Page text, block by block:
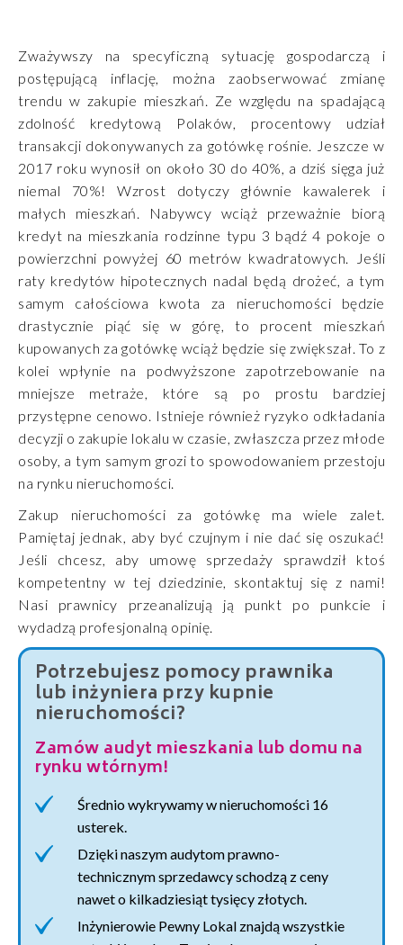
Zważywszy na specyficzną sytuację gospodarczą i
postępującą inflację, można zaobserwować zmianę
trendu w zakupie mieszkań. Ze względu na spadającą
zdolność kredytową Polaków, procentowy udział
transakcji dokonywanych za gotówkę rośnie. Jeszcze w
2017 roku wynosił on około 30 do 40%, a dziś sięga już
niemal 70%! Wzrost dotyczy głównie kawalerek i
małych mieszkań. Nabywcy wciąż przeważnie biorą
kredyt na mieszkania rodzinne typu 3 bądź 4 pokoje o
powierzchni powyżej 60 metrów kwadratowych. Jeśli
raty kredytów hipotecznych nadal będą drożeć, a tym
samym całościowa kwota za nieruchomości będzie
drastycznie piąć się w górę, to procent mieszkań
kupowanych za gotówkę wciąż będzie się zwiększał. To z
kolei wpłynie na podwyższone zapotrzebowanie na
mniejsze metraże, które są po prostu bardziej
przystępne cenowo. Istnieje również ryzyko odkładania
decyzji o zakupie lokalu w czasie, zwłaszcza przez młode
osoby, a tym samym grozi to spowodowaniem przestoju
na rynku nieruchomości.
Zakup nieruchomości za gotówkę ma wiele zalet.
Pamiętaj jednak, aby być czujnym i nie dać się oszukać!
Jeśli chcesz, aby umowę sprzedaży sprawdził ktoś
kompetentny w tej dziedzinie, skontaktuj się z nami!
Nasi prawnicy przeanalizują ją punkt po punkcie i
wydadzą profesjonalną opinię.
Potrzebujesz pomocy prawnika
lub inżyniera przy kupnie
nieruchomości?
Zamów audyt mieszkania lub domu na
rynku wtórnym!
Średnio wykrywamy w nieruchomości 16
usterek.
Dzięki naszym audytom prawno-
technicznym sprzedawcy schodzą z ceny
nawet o kilkadziesiąt tysięcy złotych.
Inżynierowie Pewny Lokal znajdą wszystkie